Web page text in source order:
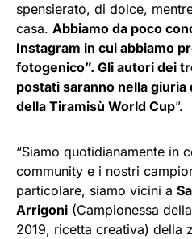
spensierato, di dolce,
casa. Abbiamo da poco
Instagram in cui abbiamo
fotogenico”. Gli autori dei
postati saranno nella
della Tiramisù World Cup”.
“Siamo quotidianamente in
community e i nostri
particolare, siamo vicini a
Arrigoni (Campionessa
2019, ricetta creativa) della